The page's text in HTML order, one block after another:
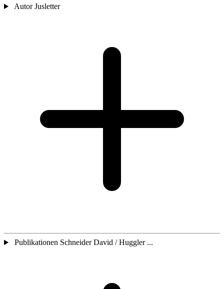
Autor Jusletter
Publikationen Schneider David / Huggler ...